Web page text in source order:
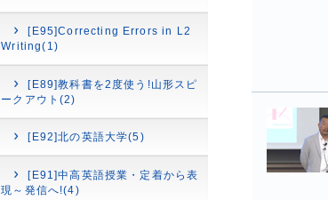
[E95]Correcting Errors in L2
Writing(1)
[E89]教科書を2度使う!山形スピ
ークアウト(2)
[E92]北の英語大学(5)
[E91]中高英語授業・定着から表
現～発信へ!(4)